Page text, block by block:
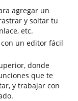
agregar un
y soltar tu
etc.
con un editor fácil
donde
que te
y trabajar con